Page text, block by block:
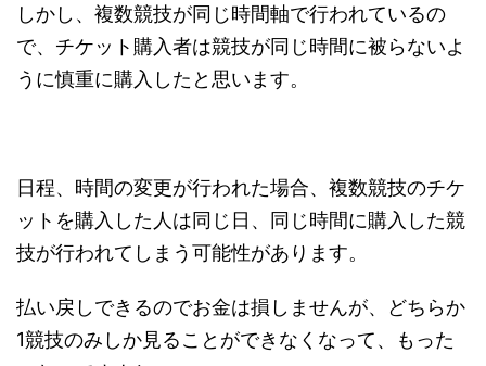
しかし、複数競技が同じ時間軸で行われているの
で、チケット購入者は競技が同じ時間に被らないよ
うに慎重に購入したと思います。
日程、時間の変更が行われた場合、複数競技のチケ
ットを購入した人は同じ日、同じ時間に購入した競
技が行われてしまう可能性があります。
払い戻しできるのでお金は損しませんが、どちらか
1競技のみしか見ることができなくなって、もった